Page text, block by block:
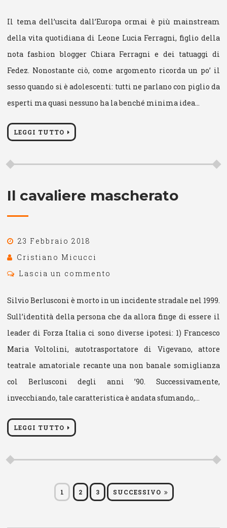
Il tema dell’uscita dall’Europa ormai è più mainstream
della vita quotidiana di Leone Lucia Ferragni, figlio della
nota fashion blogger Chiara Ferragni e dei tatuaggi di
Fedez. Nonostante ciò, come argomento ricorda un po’ il
sesso quando si è adolescenti: tutti ne parlano con piglio da
esperti ma quasi nessuno ha la benché minima idea…
LEGGI TUTTO
Il cavaliere mascherato
23 Febbraio 2018
Cristiano Micucci
Lascia un commento
Silvio Berlusconi è morto in un incidente stradale nel 1999.
Sull’identità della persona che da allora finge di essere il
leader di Forza Italia ci sono diverse ipotesi: 1) Francesco
Maria Voltolini, autotrasportatore di Vigevano, attore
teatrale amatoriale recante una non banale somiglianza
col Berlusconi degli anni ’90. Successivamente,
invecchiando, tale caratteristica è andata sfumando,…
LEGGI TUTTO
Paginazione
PAGINA
1 PAGINA
2 PAGINA
3 SUCCESSIVO